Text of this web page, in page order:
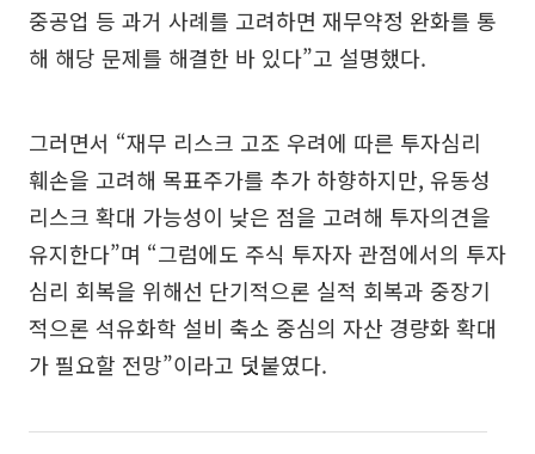
중공업 등 과거 사례를 고려하면 재무약정 완화를 통
해 해당 문제를 해결한 바 있다”고 설명했다.
그러면서 “재무 리스크 고조 우려에 따른 투자심리
훼손을 고려해 목표주가를 추가 하향하지만, 유동성
리스크 확대 가능성이 낮은 점을 고려해 투자의견을
유지한다”며 “그럼에도 주식 투자자 관점에서의 투자
심리 회복을 위해선 단기적으론 실적 회복과 중장기
적으론 석유화학 설비 축소 중심의 자산 경량화 확대
가 필요할 전망”이라고 덧붙였다.